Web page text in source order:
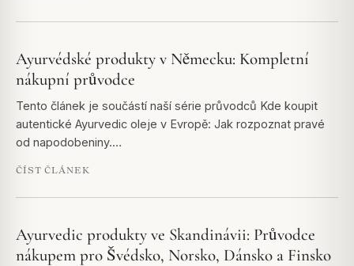
Ayurvédské produkty v Německu: Kompletní
nákupní průvodce
Tento článek je součástí naší série průvodců Kde koupit
autentické Ayurvedic oleje v Evropě: Jak rozpoznat pravé
od napodobeniny.…
ČÍST ČLÁNEK
Ayurvedic produkty ve Skandinávii: Průvodce
nákupem pro Švédsko, Norsko, Dánsko a Finsko